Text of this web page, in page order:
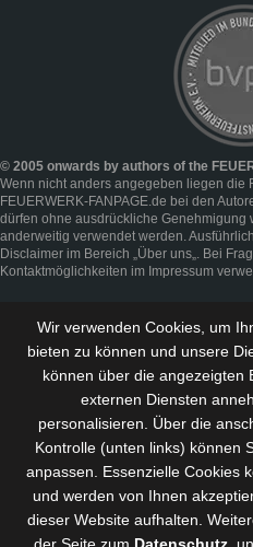
© 2005 onwards by authors of the
Wenn nicht anders angegeben liegen die
FEUERWERK-FANPAGE.de bei den
dürfen ohne ausdrückliche Genehmigung
anderweitig verwendet werden.
Disclaimer im Bereich „Über uns„. Bei
Kontaktmöglichkeiten im Impressum
Wir verwenden Cookies, um
bieten zu können und unsere
können über die angezeigten
externen Diensten
personalisieren. Über die
Kontrolle (unten links) können
anpassen. Essenzielle Cookies
und werden von Ihnen
dieser Website aufhalten.
der Seite zum Datenschutz ,